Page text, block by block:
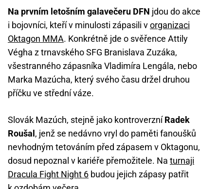
Na prvním letošním galavečeru DFN jdou do akce
i bojovníci, kteří v minulosti zápasili vorganizaci
Oktagon MMA. Konkrétně jde o svěřence Attily
Végha z trnavského SFG Branislava Zuzáka,
všestranného zápasníka Vladimíra Lengála, nebo
Marka Mazúcha, který svého času držel druhou
příčku ve střední váze.
Slovák Mazúch, stejně jako kontroverzníRadek
Roušal , jenž se nedávno vryl do paměti fanoušků
nevhodným tetováním před zápasem v Oktagonu,
dosud nepoznal v kariéře přemožitele. Na turnaji
Dracula Fight Night 6 budou jejich zápasy patřit